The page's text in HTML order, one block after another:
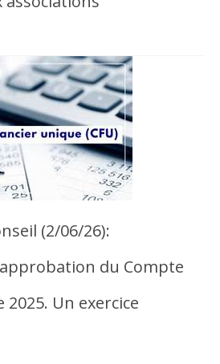
(2/06/26):
du Compte
Un exercice